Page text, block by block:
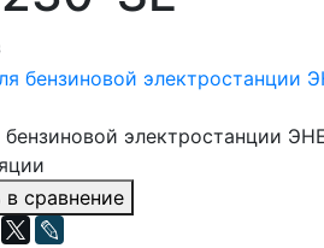
электростанции
сравнение